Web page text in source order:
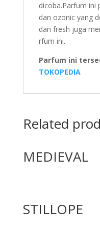
dicoba.Parfum ini
dan ozonic yang
dan fresh juga
rfum ini.
Parfum ini
TOKOPEDIA
Related
MEDIEVAL
STILLOPE